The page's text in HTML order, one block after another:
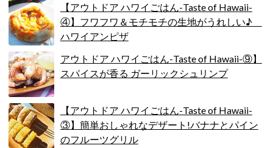
【アウトドア ハワイごはん-Taste of Hawaii-
④】フワフワ＆モチモチの生地がうれしい♪
ハワイアンピザ
アウトドア ハワイごはん-Taste of Hawaii-⑨】
スパイスが香る ガーリックシュリンプ
【アウトドア ハワイごはん-Taste of Hawaii-
③】簡単おしゃれなデザート!バナナとパイン
のフルーツグリル